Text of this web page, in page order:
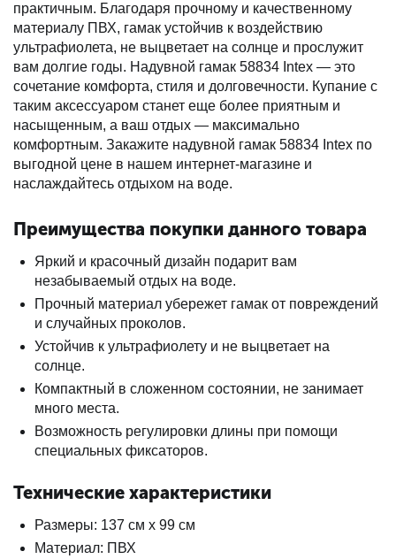
практичным. Благодаря прочному и качественному
материалу ПВХ, гамак устойчив к воздействию
ультрафиолета, не выцветает на солнце и прослужит
вам долгие годы. Надувной гамак 58834 Intex — это
сочетание комфорта, стиля и долговечности. Купание с
таким аксессуаром станет еще более приятным и
насыщенным, а ваш отдых — максимально
комфортным. Закажите надувной гамак 58834 Intex по
выгодной цене в нашем интернет-магазине и
наслаждайтесь отдыхом на воде.
Преимущества покупки данного товара
Яркий и красочный дизайн подарит вам
незабываемый отдых на воде.
Прочный материал убережет гамак от повреждений
и случайных проколов.
Устойчив к ультрафиолету и не выцветает на
солнце.
Компактный в сложенном состоянии, не занимает
много места.
Возможность регулировки длины при помощи
специальных фиксаторов.
Технические характеристики
Размеры: 137 см х 99 см
Материал: ПВХ